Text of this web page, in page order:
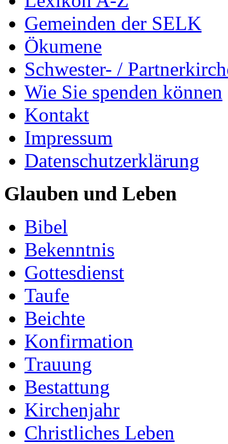
Gemeinden der SELK
Ökumene
Schwester- /
Wie Sie spenden können
Kontakt
Impressum
Datenschutzerklärung
Glauben und Leben
Bibel
Bekenntnis
Gottesdienst
Taufe
Beichte
Konfirmation
Trauung
Bestattung
Kirchenjahr
Christliches Leben